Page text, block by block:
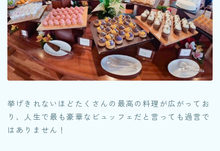
挙げきれないほどたくさんの最高の料理が広がってお
り、人生で最も豪華なビュッフェだと言っても過言で
はありません！